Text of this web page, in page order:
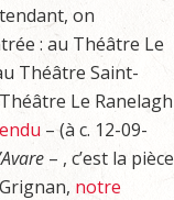
on
: au Théâtre Le
Théâtre Saint-
Le Ranelagh
– (à c. 12-09-
– , c’est la pièce
notre